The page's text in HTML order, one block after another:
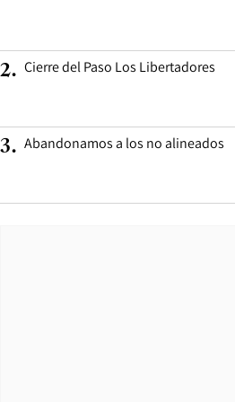
2. Cierre del Paso Los Libertadores
3. Abandonamos a los no alineados